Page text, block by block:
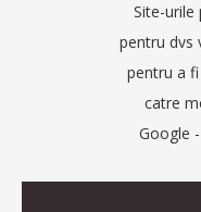
Site-urile
pentru dvs
pentru a
catre
Google